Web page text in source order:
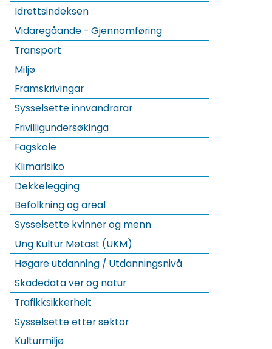
Idrettsindeksen
Vidaregåande - Gjennomføring
Transport
Miljø
Framskrivingar
Sysselsette innvandrarar
Frivilligundersøkinga
Fagskole
Klimarisiko
Dekkelegging
Befolkning og areal
Sysselsette kvinner og menn
Ung Kultur Møtast (UKM)
Høgare utdanning / Utdanningsnivå
Skadedata ver og natur
Trafikksikkerheit
Sysselsette etter sektor
Kulturmiljø